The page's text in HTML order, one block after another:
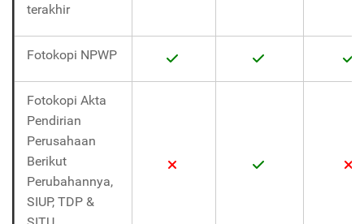
terakhir
Fotokopi NPWP
Fotokopi Akta
Pendirian
Perusahaan
Berikut
Perubahannya,
SIUP, TDP &